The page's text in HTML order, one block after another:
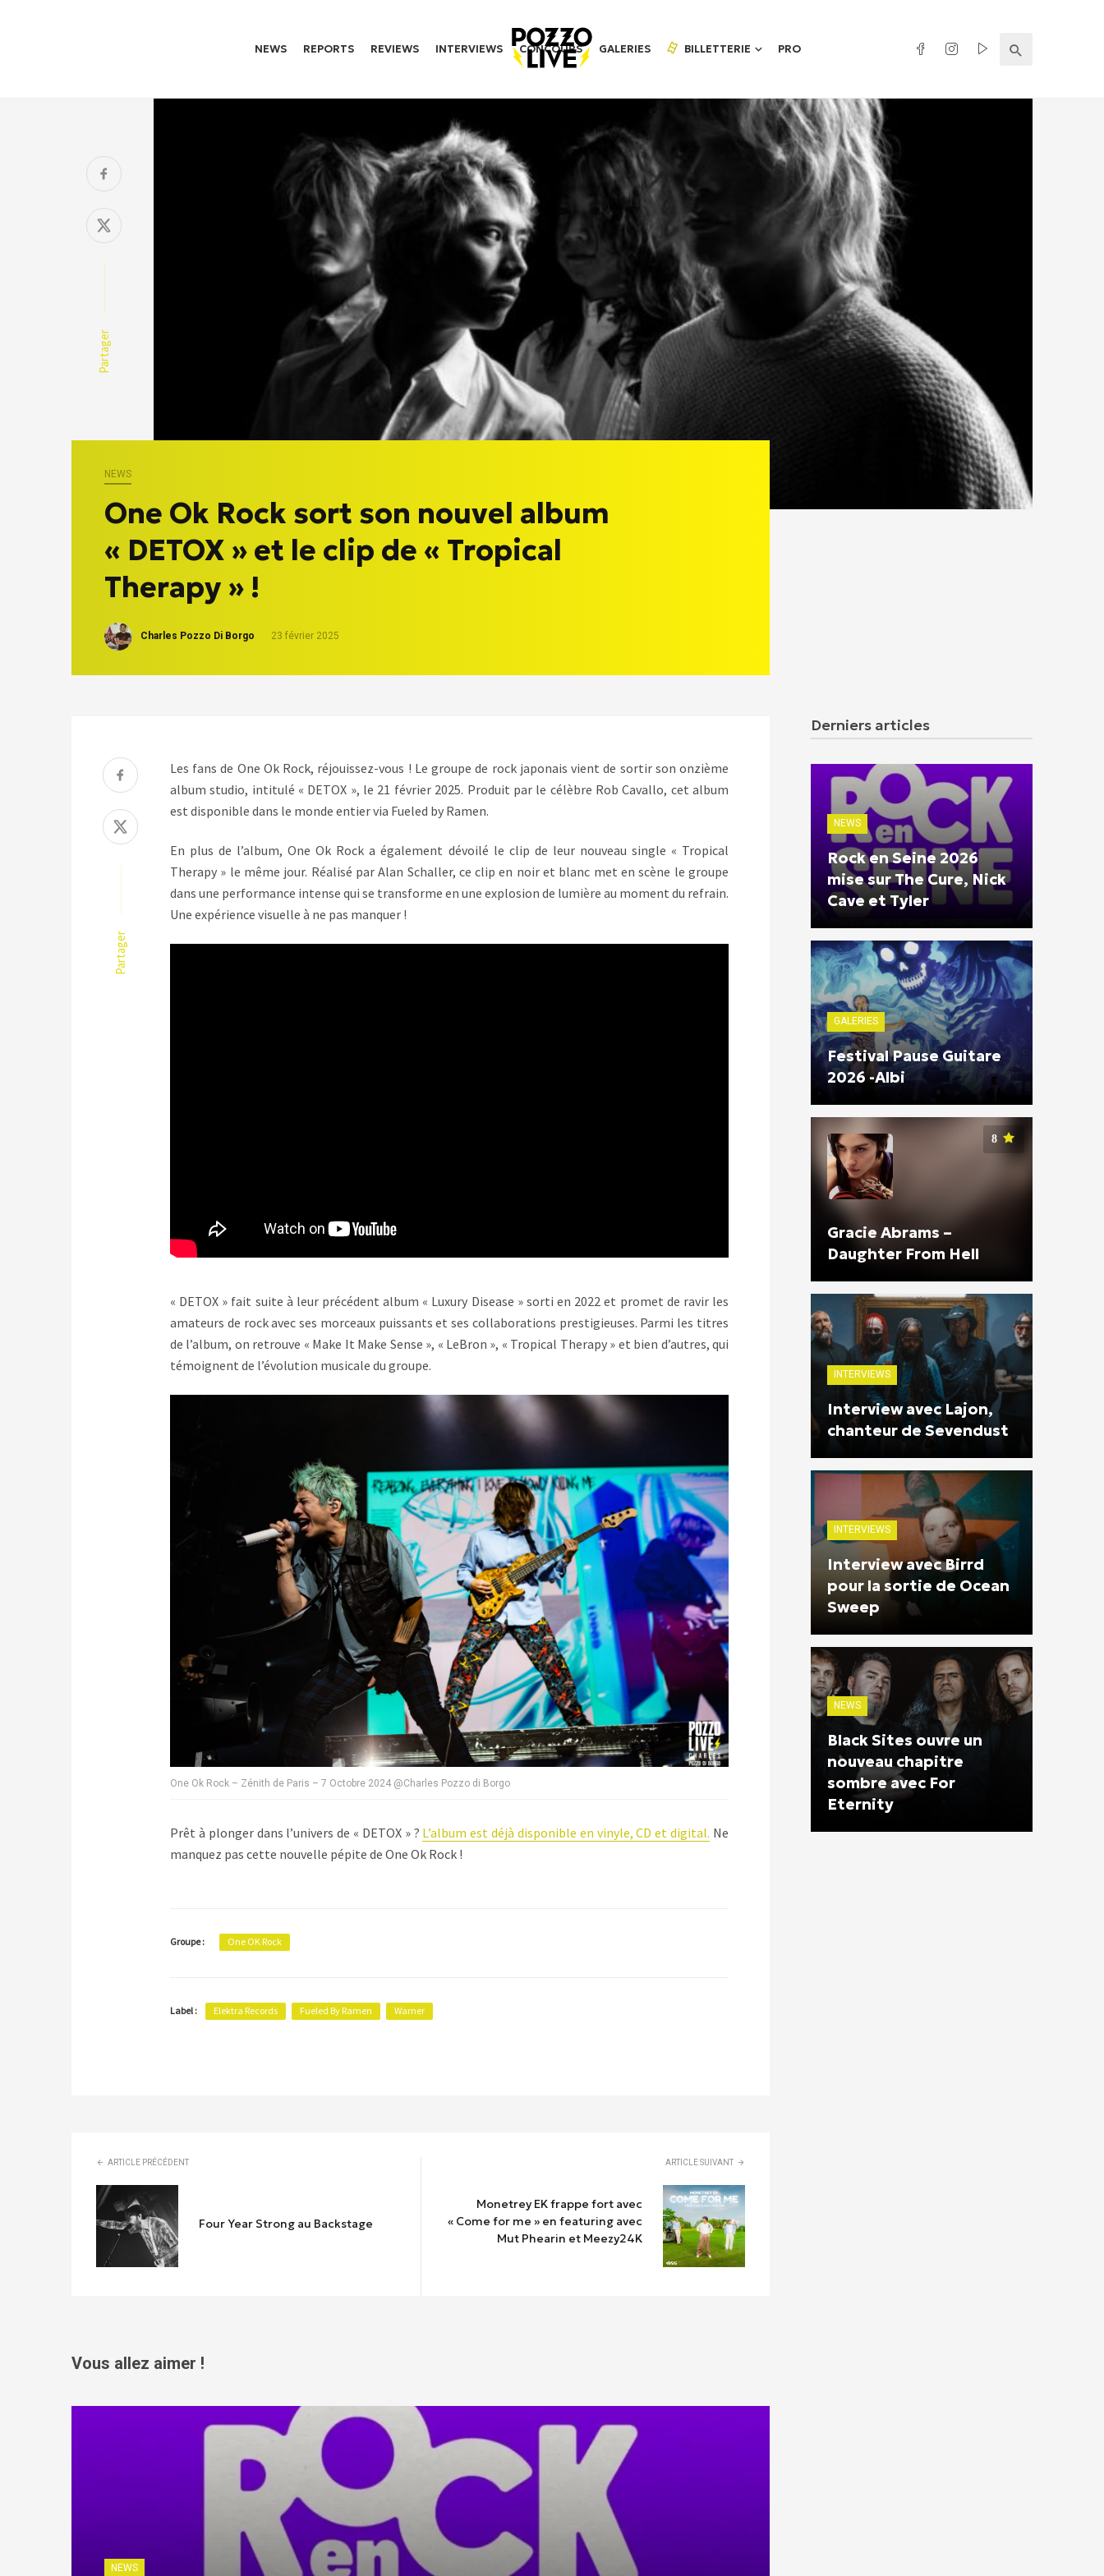
NEWS REPORTS REVIEWS INTERVIEWS CONCOURS GALERIES BILLETTERIE PRO
Partager
NEWS
One Ok Rock sort son nouvel album
« DETOX » et le clip de « Tropical
Therapy » !
Charles Pozzo Di Borgo 23 février 2025
Partager
Les fans de One Ok Rock, réjouissez-vous ! Le groupe de rock japonais vient de sortir son onzième
album studio, intitulé « DETOX », le 21 février 2025. Produit par le célèbre Rob Cavallo, cet album
est disponible dans le monde entier via Fueled by Ramen.
En plus de l’album, One Ok Rock a également dévoilé le clip de leur nouveau single « Tropical
Therapy » le même jour. Réalisé par Alan Schaller, ce clip en noir et blanc met en scène le groupe
dans une performance intense qui se transforme en une explosion de lumière au moment du refrain.
Une expérience visuelle à ne pas manquer !
« DETOX » fait suite à leur précédent album « Luxury Disease » sorti en 2022 et promet de ravir les
amateurs de rock avec ses morceaux puissants et ses collaborations prestigieuses. Parmi les titres
de l’album, on retrouve « Make It Make Sense », « LeBron », « Tropical Therapy » et bien d’autres, qui
témoignent de l’évolution musicale du groupe.
One Ok Rock – Zénith de Paris – 7 Octobre 2024 @Charles Pozzo di Borgo
Prêt à plonger dans l’univers de « DETOX » ? L’album est déjà disponible en vinyle, CD et digital. Ne
manquez pas cette nouvelle pépite de One Ok Rock !
Groupe : One OK Rock
Label : Elektra Records Fueled By Ramen Warner
ARTICLE PRÉCÉDENT
Four Year Strong au Backstage
ARTICLE SUIVANT
Monetrey EK frappe fort avec
« Come for me » en featuring avec
Mut Phearin et Meezy24K
Vous allez aimer !
NEWS
Derniers articles
NEWS
Rock en Seine 2026
mise sur The Cure, Nick
Cave et Tyler
GALERIES
Festival Pause Guitare
2026 -Albi
8
Gracie Abrams –
Daughter From Hell
INTERVIEWS
Interview avec Lajon,
chanteur de Sevendust
INTERVIEWS
Interview avec Birrd
pour la sortie de Ocean
Sweep
NEWS
Black Sites ouvre un
nouveau chapitre
sombre avec For
Eternity